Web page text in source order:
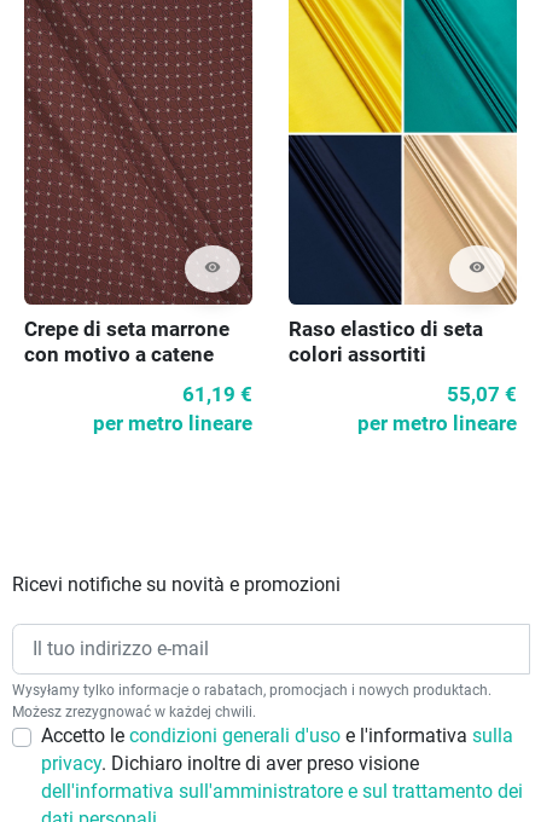
visibility
Crepe di seta marrone
con motivo a catene
61,19 €
per metro lineare
visibility
Raso elastico di seta
colori assortiti
55,07 €
per metro lineare
Ricevi notifiche su novità e promozioni
Wysyłamy tylko informacje o rabatach, promocjach i nowych produktach.
Możesz zrezygnować w każdej chwili.
Accetto le condizioni generali d'uso e l'informativa sulla
privacy. Dichiaro inoltre di aver preso visione
dell'informativa sull'amministratore e sul trattamento dei